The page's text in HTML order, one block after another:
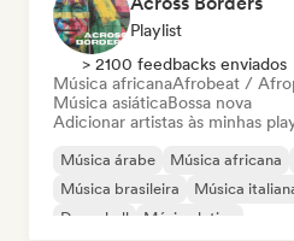
Playlist
> 2100 feedbacks enviados
Música africanaAfrobeat /
Música asiáticaBossa nova
Adicionar artistas às minhas
Música árabe Música africana
Música brasileira
Música
Dancehall
Música latina